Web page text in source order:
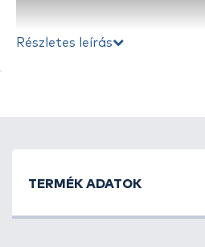
Haldorádó kínálat
kényelmesebbé, és
Részletes leírás
TERMÉK ADATOK